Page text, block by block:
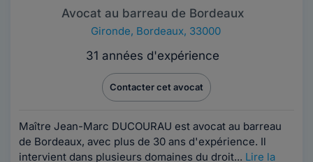
Avocat au barreau de Bordeaux
Gironde, Bordeaux, 33000
31 années d'expérience
Contacter cet avocat
Maître Jean-Marc DUCOURAU est avocat au barreau
de Bordeaux, avec plus de 30 ans d'expérience. Il
intervient dans plusieurs domaines du droit... Lire la